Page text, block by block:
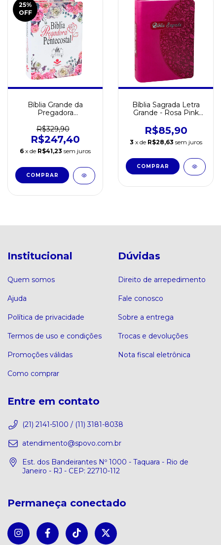
25%
OFF
Bíblia Grande da
Pregadora
Couro Ilustrada - ARC
R$329,90
R$247,40
6 x de R$41,23 sem juros
Bíblia Sagrada Letra
Grande - Rosa Pink
R$85,90
3 x de R$28,63 sem juros
Institucional
Quem somos
Ajuda
Política de privacidade
Termos de uso e condições
Promoções válidas
Como comprar
Dúvidas
Direito de arrepedimento
Fale conosco
Sobre a entrega
Trocas e devoluções
Nota fiscal eletrônica
Entre em contato
(21) 2141-5100 / (11) 3181-8038
atendimento@spovo.com.br
Est. dos Bandeirantes Nº 1000 - Taquara - Rio de
Janeiro - RJ - CEP: 22710-112
Permaneça conectado